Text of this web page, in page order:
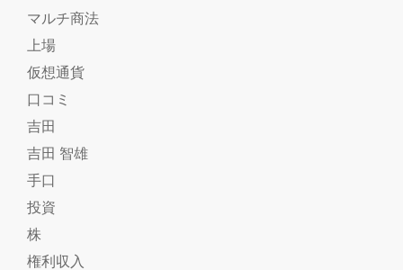
マルチ商法
上場
仮想通貨
口コミ
吉田
吉田 智雄
手口
投資
株
権利収入